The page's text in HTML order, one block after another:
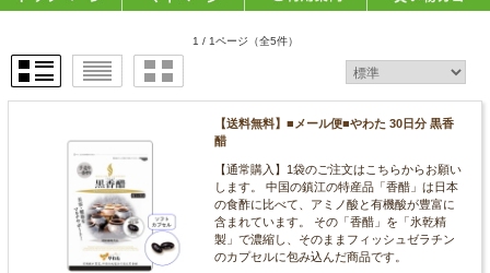
1 / 1ページ （全5件）
【送料無料】■メール便■やわた 30日分 黒香
醋
【通常購入】1袋のご注文はこちらからお願い
します。 中国の鎮江の特産品「香醋」は日本
の食酢に比べて、アミノ酸と有機酸が豊富に
含まれています。 その「香醋」を「氷乾精
製」で濃縮し、そのままフィッシュゼラチン
のカプセルに包み込んだ商品です。